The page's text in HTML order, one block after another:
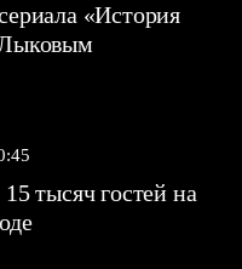
«История
тысяч гостей на